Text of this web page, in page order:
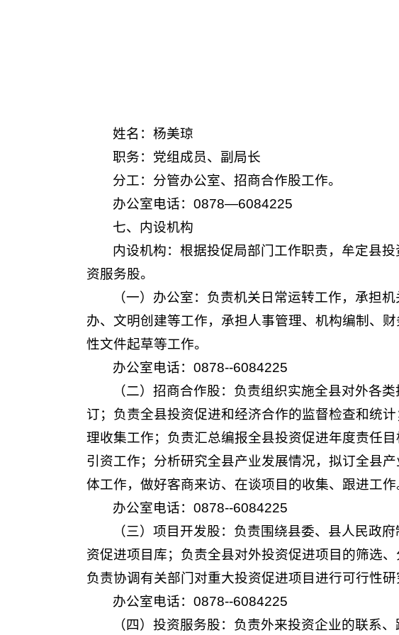
姓名：杨美琼
职务：党组成员、副局长
分工：分管办公室、招商合作股工作。
办公室电话：0878—6084225
七、内设机构
内设机构：根据投促局部门工作职责，牟定县
资服务股。
（一）办公室：负责机关日常运转工作，承担
办、文明创建等工作，承担人事管理、机构编制、
性文件起草等工作。
办公室电话：0878--6084225
（二）招商合作股：负责组织实施全县对外各
订；负责全县投资促进和经济合作的监督检查和统
理收集工作；负责汇总编报全县投资促进年度责任
引资工作；分析研究全县产业发展情况，拟订全县
体工作，做好客商来访、在谈项目的收集、跟进工作
办公室电话：0878--6084225
（三）项目开发股：负责围绕县委、县人民政
资促进项目库；负责全县对外投资促进项目的筛选
负责协调有关部门对重大投资促进项目进行可行性研
办公室电话：0878--6084225
（四）投资服务股：负责外来投资企业的联系